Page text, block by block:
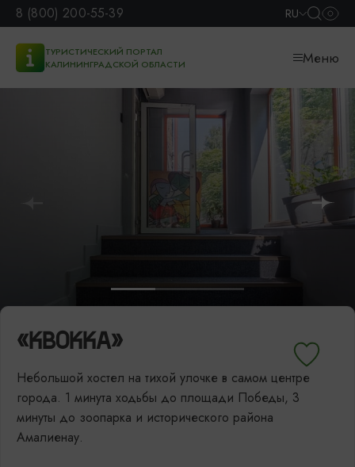
8 (800) 200-55-39 RU
ТУРИСТИЧЕСКИЙ ПОРТАЛ
КАЛИНИНГРАДСКОЙ ОБЛАСТИ
Меню
«КВОККА»
Небольшой хостел на тихой улочке в самом центре
города. 1 минута ходьбы до площади Победы, 3
минуты до зоопарка и исторического района
Амалиенау.